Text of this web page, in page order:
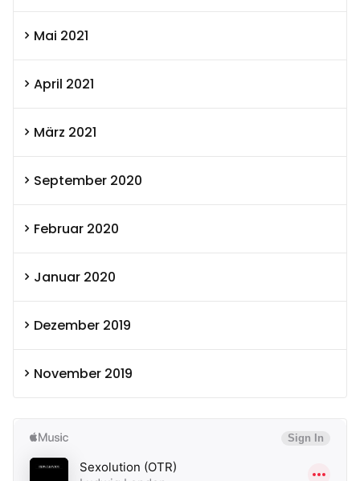
Mai 2021
April 2021
März 2021
September 2020
Februar 2020
Januar 2020
Dezember 2019
November 2019